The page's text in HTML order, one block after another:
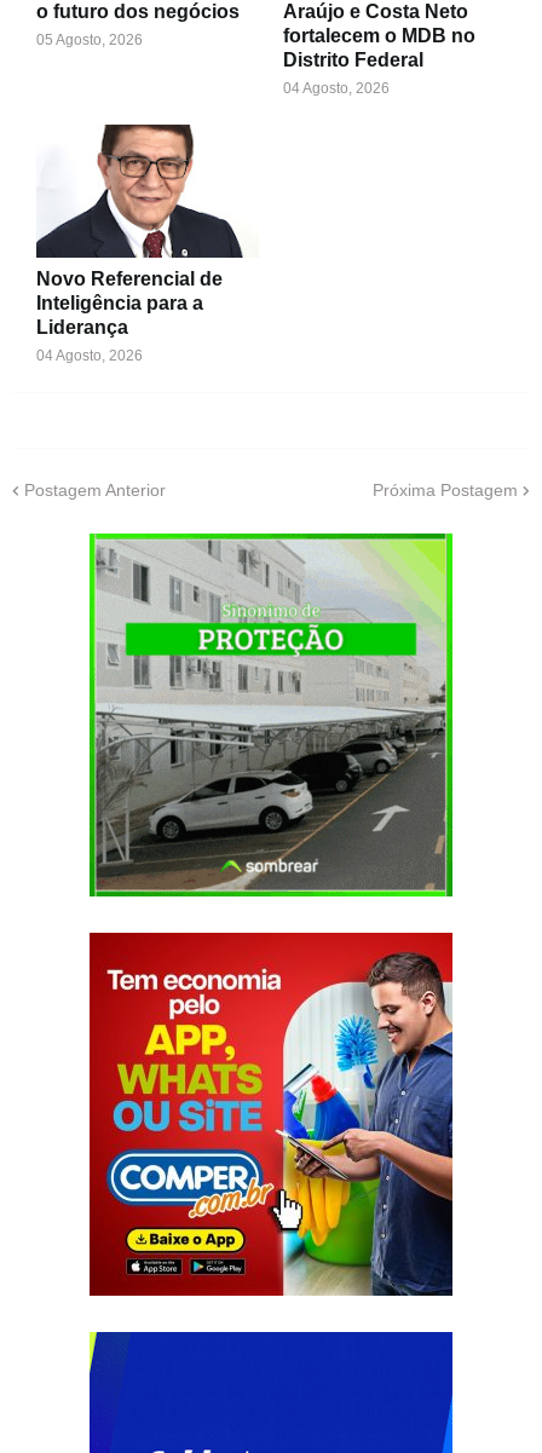
o futuro dos negócios
05 Agosto, 2026
Araújo e Costa Neto
fortalecem o MDB no
Distrito Federal
04 Agosto, 2026
Novo Referencial de
Inteligência para a
Liderança
04 Agosto, 2026
Postagem Anterior Próxima Postagem